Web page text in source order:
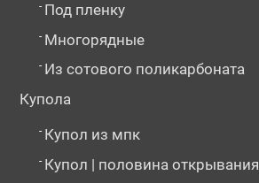
- Под пленку
- Многорядные
- Из сотового поликарбоната
Купола
- Купол из мпк
- Купол | половина открывания